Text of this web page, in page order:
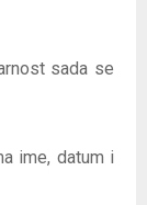
sada se
ime, datum i